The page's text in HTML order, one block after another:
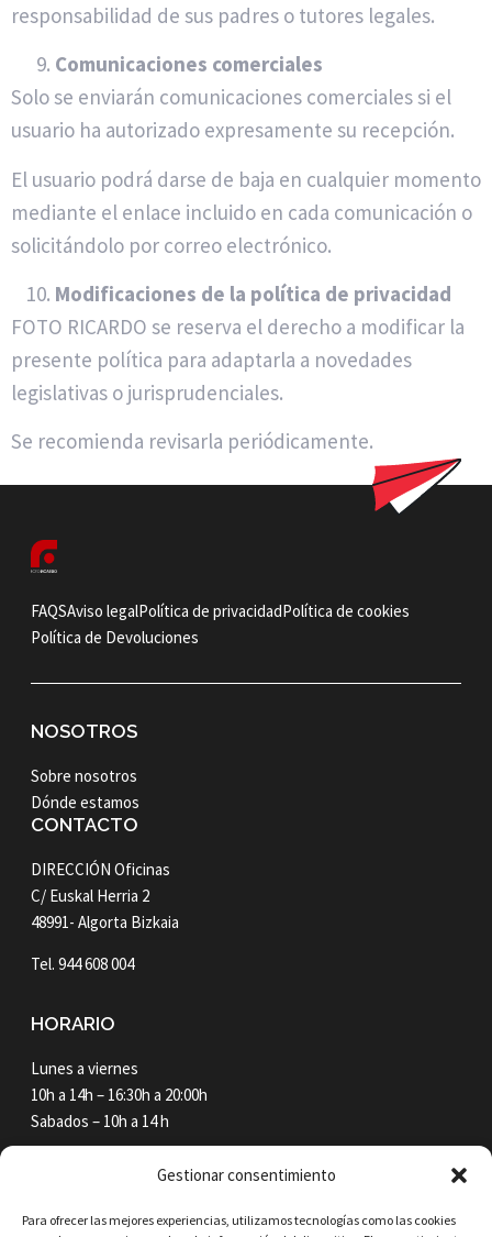
Gestionar consentimiento
Para ofrecer las mejores experiencias, utilizamos tecnologías como las cookies
responsabilidad de sus padres o tutores legales.
Comunicaciones comerciales
Solo se enviarán comunicaciones comerciales si el
usuario ha autorizado expresamente su recepción.
El usuario podrá darse de baja en cualquier momento
mediante el enlace incluido en cada comunicación o
solicitándolo por correo electrónico.
Modificaciones de la política de privacidad
FOTO RICARDO se reserva el derecho a modificar la
presente política para adaptarla a novedades
legislativas o jurisprudenciales.
Se recomienda revisarla periódicamente.
FAQSAviso legalPolítica de privacidadPolítica de cookies
Política de Devoluciones
NOSOTROS
Sobre nosotros
Dónde estamos
CONTACTO
DIRECCIÓN Oficinas
C/ Euskal Herria 2
48991- Algorta Bizkaia
Tel. 944 608 004
HORARIO
Lunes a viernes
10h a 14h – 16:30h a 20:00h
Sabados – 10h a 14 h